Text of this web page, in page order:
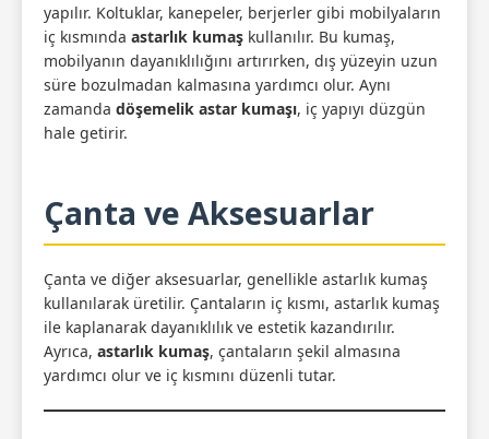
yapılır. Koltuklar, kanepeler, berjerler gibi mobilyaların
iç kısmında astarlık kumaş kullanılır. Bu kumaş,
mobilyanın dayanıklılığını artırırken, dış yüzeyin uzun
süre bozulmadan kalmasına yardımcı olur. Aynı
zamanda döşemelik astar kumaşı, iç yapıyı düzgün
hale getirir.
Çanta ve Aksesuarlar
Çanta ve diğer aksesuarlar, genellikle astarlık kumaş
kullanılarak üretilir. Çantaların iç kısmı, astarlık kumaş
ile kaplanarak dayanıklılık ve estetik kazandırılır.
Ayrıca, astarlık kumaş, çantaların şekil almasına
yardımcı olur ve iç kısmını düzenli tutar.